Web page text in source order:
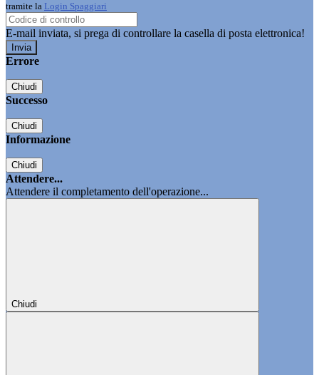
tramite la Login Spaggiari
E-mail inviata, si prega di controllare la casella di posta elettronica!
Errore
Chiudi
Successo
Chiudi
Informazione
Chiudi
Attendere...
Attendere il completamento dell'operazione...
Chiudi